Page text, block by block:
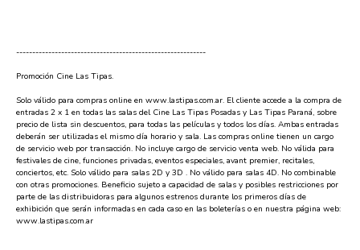
-----------------------------------------------------------
Promoción Cine Las Tipas.
Solo válido para compras online en www.lastipas.com.ar. El cliente accede a la compra de
entradas 2 x 1 en todas las salas del Cine Las Tipas Posadas y Las Tipas Paraná, sobre
precio de lista sin descuentos, para todas las películas y todos los días. Ambas entradas
deberán ser utilizadas el mismo día horario y sala. Las compras online tienen un cargo
de servicio web por transacción. No incluye cargo de servicio venta web. No válida para
festivales de cine, funciones privadas, eventos especiales, avant premier, recitales,
conciertos, etc. Solo válido para salas 2D y 3D . No válido para salas 4D. No combinable
con otras promociones. Beneficio sujeto a capacidad de salas y posibles restricciones por
parte de las distribuidoras para algunos estrenos durante los primeros días de
exhibición que serán informadas en cada caso en las boleterías o en nuestra página web:
www.lastipas.com.ar